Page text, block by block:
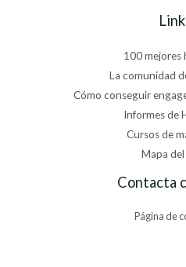
100 mejores
La comunidad
Cómo conseguir
Informes de
Cursos de
Mapa
Contacta
Página de